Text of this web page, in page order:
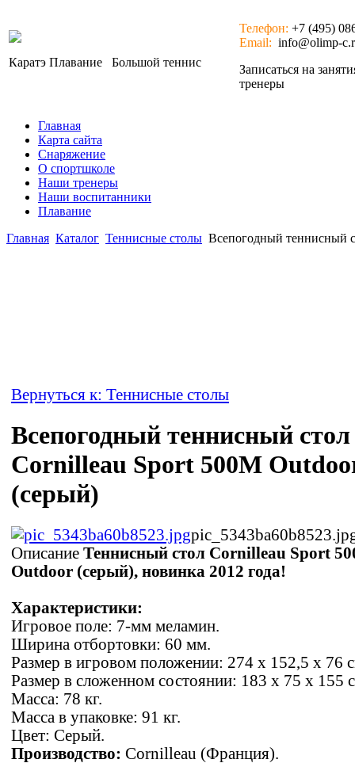
Каратэ Плавание Большой теннис
Телефон: +7 (495)
Email: info@olimp-
Записаться на
тренеры
Главная
Карта сайта
Снаряжение
О спортшколе
Наши тренеры
Наши воспитанники
Плавание
Главная Каталог Теннисные столы Всепогодный теннисный
Вернуться к: Теннисные столы
Всепогодный теннисный стол
Cornilleau Sport 500M
(серый)
Описание Теннисный стол Cornilleau Sport
Outdoor (серый), новинка 2012 года!
Характеристики:
Игровое поле: 7-мм меламин.
Ширина отбортовки: 60 мм.
Размер в игровом положении: 274 х 152,5 х 76
Размер в сложенном состоянии: 183 x 75 x 155
Масса: 78 кг.
Масса в упаковке: 91 кг.
Цвет: Серый.
Производство: Cornilleau (Франция).